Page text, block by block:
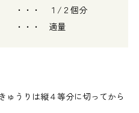
１/２個分
適量
ゅうりは縦４等分に切ってから